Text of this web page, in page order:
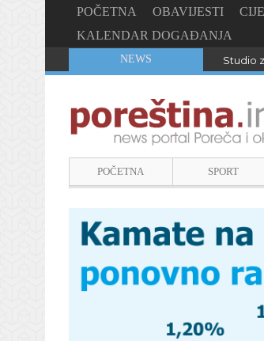
POČETNA OBAVIJESTI
KALENDAR DOGAĐANJA
NEWS Studio
POČETNA SPORT